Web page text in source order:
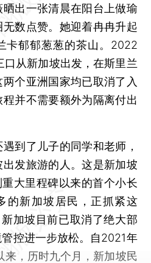
出一张清晨在阳台上做瑜
数点赞。她迎着冉冉升起
卡郁郁葱葱的茶山。2022
从新加坡出发，在斯里兰
个亚洲国家均已取消了入
并不需要额外为隔离付出
了儿子的同学和老师，
发旅游的人。这是新加坡
大里程碑以来的首个小长
的新加坡居民，正抓紧这
加坡目前已取消了绝大部
控进一步放松。自2021年
来，历时九个月，新加坡民